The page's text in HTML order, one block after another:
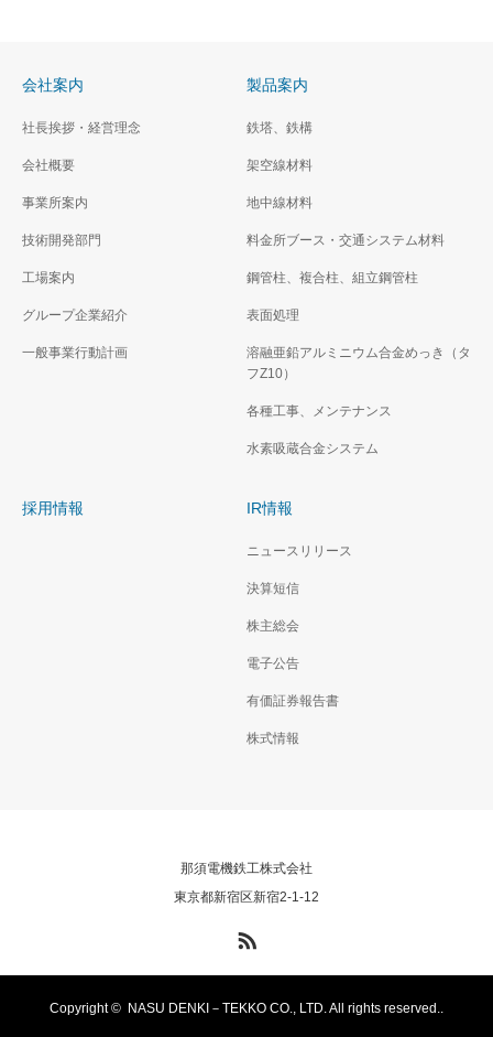
会社案内
社長挨拶・経営理念
会社概要
事業所案内
技術開発部門
工場案内
グループ企業紹介
一般事業行動計画
製品案内
鉄塔、鉄構
架空線材料
地中線材料
料金所ブース・交通システム材料
鋼管柱、複合柱、組立鋼管柱
表面処理
溶融亜鉛アルミニウム合金めっき（タ
フZ10）
各種工事、メンテナンス
水素吸蔵合金システム
採用情報 IR情報
ニュースリリース
決算短信
株主総会
電子公告
有価証券報告書
株式情報
那須電機鉄工株式会社
東京都新宿区新宿2-1-12
Copyright © NASU DENKI－TEKKO CO., LTD. All rights reserved..